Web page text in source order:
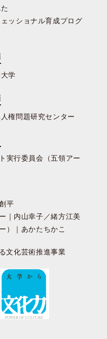
ッショナル育成プログ
学
権問題研究センター
実行委員会（五領アー
平
｜内山幸子／緒方江美
）｜あかたちかこ
文化芸術推進事業